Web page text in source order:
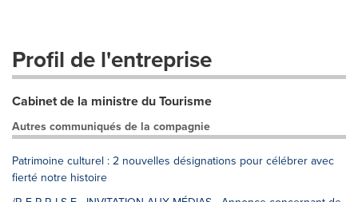
Profil de l'entreprise
Cabinet de la ministre du Tourisme
Autres communiqués de la compagnie
Patrimoine culturel : 2 nouvelles désignations pour célébrer avec
fierté notre histoire